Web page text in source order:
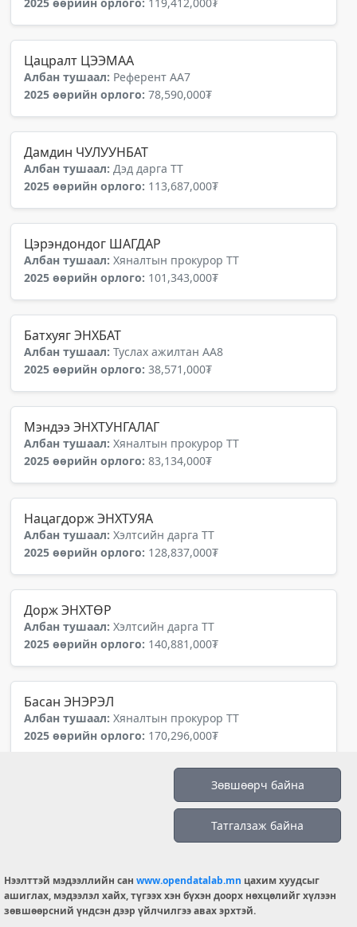
Цацралт ЦЭЭМАА
Албан тушаал: Референт АА7
2025 өөрийн орлого: 78,590,000₮
Дамдин ЧУЛУУНБАТ
Албан тушаал: Дэд дарга ТТ
2025 өөрийн орлого: 113,687,000₮
Цэрэндондог ШАГДАР
Албан тушаал: Хяналтын прокурор ТТ
2025 өөрийн орлого: 101,343,000₮
Батхуяг ЭНХБАТ
Албан тушаал: Туслах ажилтан АА8
2025 өөрийн орлого: 38,571,000₮
Мэндээ ЭНХТУНГАЛАГ
Албан тушаал: Хяналтын прокурор ТТ
2025 өөрийн орлого: 83,134,000₮
Нацагдорж ЭНХТУЯА
Албан тушаал: Хэлтсийн дарга ТТ
2025 өөрийн орлого: 128,837,000₮
Дорж ЭНХТӨР
Албан тушаал: Хэлтсийн дарга ТТ
2025 өөрийн орлого: 140,881,000₮
Басан ЭНЭРЭЛ
Албан тушаал: Хяналтын прокурор ТТ
2025 өөрийн орлого: 170,296,000₮
Хяналтын прокурор ТТ
89,261,000₮
Шагдарсүрэн ЭРДЭНЭБИЛЭГ
Албан тушаал:Хяналтын прокурор ТТ
2025 өөрийн орлого:86,174,000₮
Зөвшөөрч байна
Татгалзаж байна
Нээлттэй мэдээллийн сан www.opendatalab.mn цахим хуудсыг
ашиглах, мэдээлэл хайх, түгээх хэн бүхэн доорх нөхцөлийг хүлээн
зөвшөөрсний үндсэн дээр үйлчилгээ авах эрхтэй.